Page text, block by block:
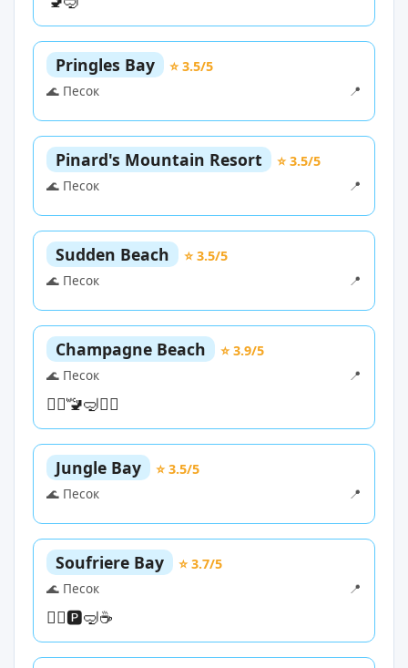
Pringles Bay
⭐ 3.5/5
🌊 Песок
📍
Pinard's Mountain Resort
⭐ 3.5/5
🌊 Песок
📍
Sudden Beach
⭐ 3.5/5
🌊 Песок
📍
Champagne Beach
⭐ 3.9/5
🌊 Песок
📍
🏊‍♀️🚾🤿🏄‍♀️
Jungle Bay
⭐ 3.5/5
🌊 Песок
📍
Soufriere Bay
⭐ 3.7/5
🌊 Песок
📍
🏊‍♀️🅿️🤿☕